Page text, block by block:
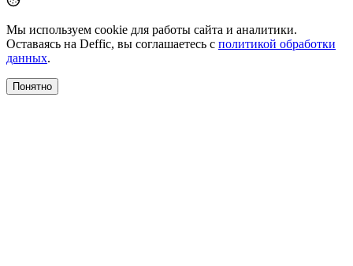
Мы используем cookie для работы сайта и аналитики.
Оставаясь на Deffic, вы соглашаетесь с политикой обработки
данных.
Понятно